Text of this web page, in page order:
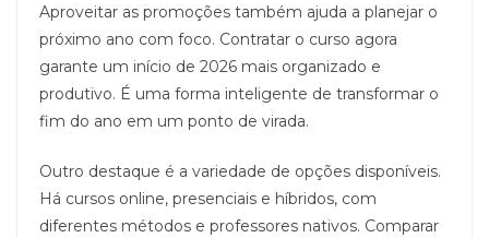
Aproveitar as promoções também ajuda a planejar o
próximo ano com foco. Contratar o curso agora
garante um início de 2026 mais organizado e
produtivo. É uma forma inteligente de transformar o
fim do ano em um ponto de virada.
Outro destaque é a variedade de opções disponíveis.
Há cursos online, presenciais e híbridos, com
diferentes métodos e professores nativos. Comparar